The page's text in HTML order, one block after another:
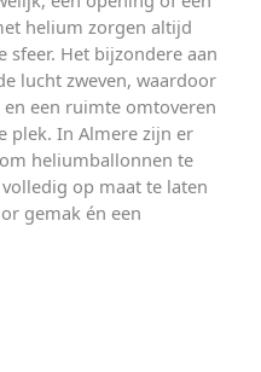
helium zorgen altijd
sfeer. Het bijzondere aan
lucht zweven, waardoor
een ruimte omtoveren
plek. In Almere zijn er
heliumballonnen te
op maat te laten
gemak én een